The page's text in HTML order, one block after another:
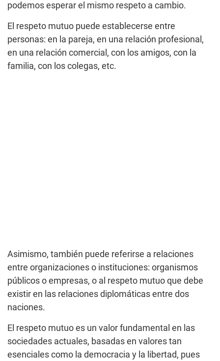
podemos esperar el mismo respeto a cambio.
El respeto mutuo puede establecerse entre
personas: en la pareja, en una relación profesional,
en una relación comercial, con los amigos, con la
familia, con los colegas, etc.
Asimismo, también puede referirse a relaciones
entre organizaciones o instituciones: organismos
públicos o empresas, o al respeto mutuo que debe
existir en las relaciones diplomáticas entre dos
naciones.
El respeto mutuo es un valor fundamental en las
sociedades actuales, basadas en valores tan
esenciales como la democracia y la libertad, pues